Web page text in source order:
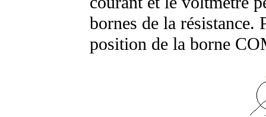
bornes de la résistance.
position de la borne